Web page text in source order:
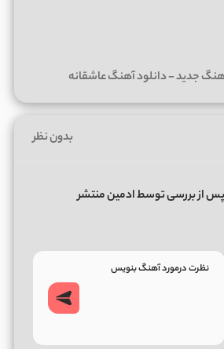
جدید-دانلود آهنگ عاشقانه
بدون نظر
از بررسی توسط ادمین منتشر